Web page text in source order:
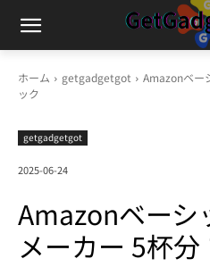
ホーム getgadgetgot
Amazonベー
ック
getgadgetgot
2025-06-24
Amazonベーシ
メーカー 5杯分